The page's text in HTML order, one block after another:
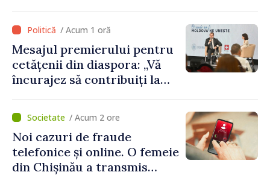
Ambasadoarea Suediei,
Petra Lärke/ Acum 1 oră
Mesajul premierului pentru
cetățenii din diaspora: „Vă
încurajez să contribuiți la
Moldova”
/ Acum 2 ore
Noi cazuri de fraude
telefonice și online. O femeie
din Chișinău a transmis